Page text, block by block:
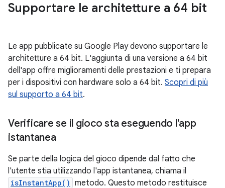
Supportare le architetture a 64 bit
Le app pubblicate su Google Play devono supportare le
architetture a 64 bit. L'aggiunta di una versione a 64 bit
dell'app offre miglioramenti delle prestazioni e ti prepara
per i dispositivi con hardware solo a 64 bit. Scopri di più
sul supporto a 64 bit.
Verificare se il gioco sta eseguendo l'app
istantanea
Se parte della logica del gioco dipende dal fatto che
l'utente stia utilizzando l'app istantanea, chiama il
isInstantApp() metodo. Questo metodo restituisce